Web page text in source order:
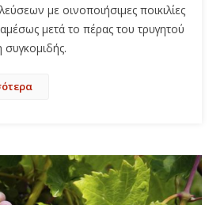
με οινοποιήσιμες ποικιλίες
μετά το πέρας του τρυγητού